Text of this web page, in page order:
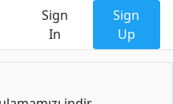
Sign
In
Sign
Up